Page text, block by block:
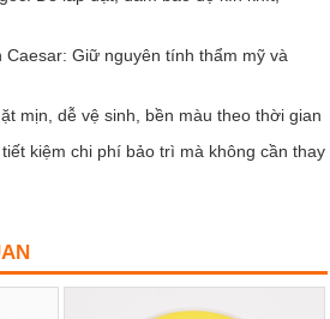
Giữ nguyên tính thẩm mỹ và
mịn, dễ vệ sinh, bền màu theo thời gian
kiệm chi phí bảo trì mà không cần thay